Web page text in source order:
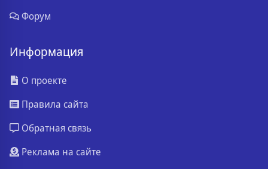
Форум
Информация
О проекте
Правила сайта
Обратная связь
Реклама на сайте